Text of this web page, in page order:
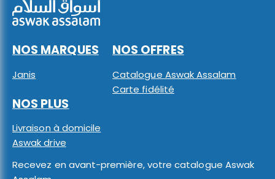
NOS MARQUES
Janis
NOS OFFRES
Catalogue Aswak Assalam
Carte fidélité
NOS PLUS
Livraison à domicile
Aswak drive
Recevez en avant-première, votre catalogue Aswak